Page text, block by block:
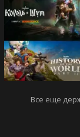
Все еще